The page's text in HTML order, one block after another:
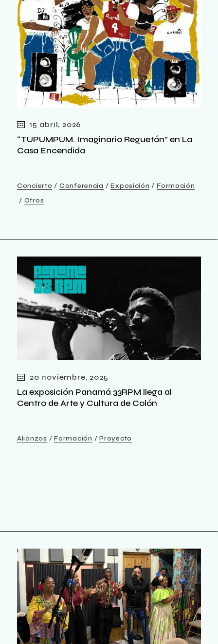
15 abril, 2026
“TUPUMPUM. Imaginario Reguetón” en La
Casa Encendida
Concierto Conferencia Exposición
Formación
Otros
20 noviembre, 2025
La exposición Panamá 33RPM llega al
Centro de Arte y Cultura de Colón
Alianzas Formación Proyecto